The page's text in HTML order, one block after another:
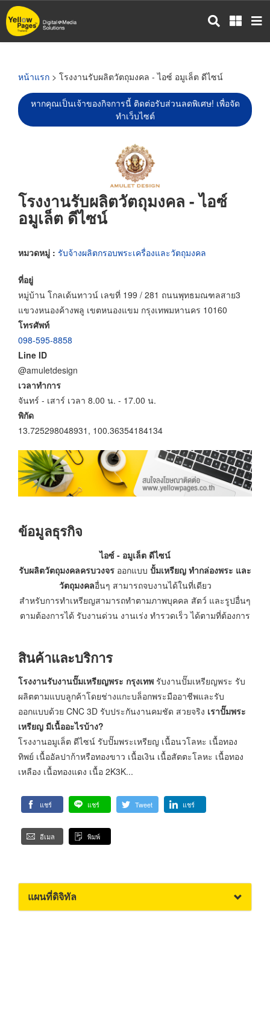
ข้าม
ไป
หน้าแรก > โรงงานรับผลิตวัตถุมงคล - ไอซ์ อมูเล็ต ดีไซน์
หากคุณเป็นเจ้าของกิจการนี้ ติดต่อรับส่วนลดพิเศษ! เพื่อจัด
ทำเว็บไซต์
โรงงานรับผลิตวัตถุมงคล - ไอซ์
อมูเล็ต ดีไซน์
หมวดหมู่ : รับจ้างผลิตกรอบพระเครื่องและวัตถุมงคล
ที่อยู่
หมู่บ้าน โกลเด้นทาวน์ เลขที่ 199 / 281 ถนนพุทธมณฑลสาย3
แขวงหนองค้างพลู เขตหนองแขม กรุงเทพมหานคร 10160
โทรศัพท์
098-595-8858
Line ID
@amuletdesign
เวลาทำการ
จันทร์ - เสาร์ เวลา 8.00 น. - 17.00 น.
พิกัด
13.725298048931, 100.36354184134
ข้อมูลธุรกิจ
ไอซ์ - อมูเล็ต ดีไซน์
รับผลิตวัตถุมงคลครบวงจร ออกแบบ ปั้มเหรียญ ทำกล่องพระ และ
วัตถุมงคลอื่นๆ สามารถจบงานได้ในที่เดียว
สำหรับการทำเหรียญสามารถทำตามภาพบุคคล สัตว์ และรูปอื่นๆ
ตามต้องการได้ รับงานด่วน งานเร่ง ทำรวดเร็ว ได้ตามที่ต้องการ
สินค้าและบริการ
โรงงานรับงานปั๊มเหรียญพระ กรุงเทพ รับงานปั๊มเหรียญพระ รับ
ผลิตตามแบบลูกค้าโดยช่างแกะบล็อกพระมืออาชีพและรับ
ออกแบบด้วย CNC 3D รับประกันงานคมชัด สวยจริง เราปั๊มพระ
เหรียญ มีเนื้ออะไรบ้าง?
โรงงานอมูเล็ต ดีไซน์ รับปั๊มพระเหรียญ เนื้อนวโลหะ เนื้อทอง
ทิพย์ เนื้ออัลปาก้าหรือทองขาว เนื้อเงิน เนื้อสัตตะโลหะ เนื้อทอง
เหลือง เนื้อทองแดง เนื้อ 2K3K...
แชร์ แชร์ Tweet แชร์
อีเมล พิมพ์
แผนที่ดิจิทัล